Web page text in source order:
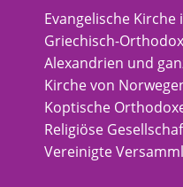
Evangelische
Griechisch-
Alexandrien und
Kirche von
Koptische
Religiöse
Vereinigte